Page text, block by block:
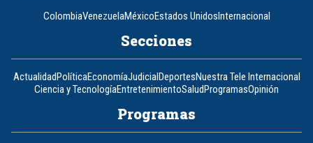
ColombiaVenezuelaMéxicoEstados UnidosInternacional
Secciones
ActualidadPolíticaEconomíaJudicialDeportesNuestra Tele Internacional
Ciencia y TecnologíaEntretenimientoSaludProgramasOpinión
Programas